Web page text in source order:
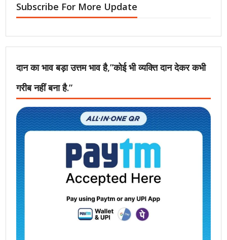
Subscribe For More Update
दान का भाव बड़ा उत्तम भाव है,”कोई भी व्यक्ति दान देकर कभी
गरीब नहीं बना है.”